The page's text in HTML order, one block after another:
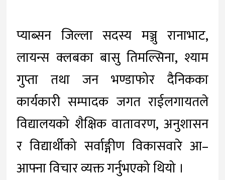
प्याब्सन जिल्ला सदस्य मञ्जु रानाभाट,
लायन्स क्लबका बासु तिमल्सिना, श्याम
गुप्ता तथा जन भण्डाफोर दैनिकका
कार्यकारी सम्पादक जगत राईलगायतले
विद्यालयको शैक्षिक वातावरण, अनुशासन
र विद्यार्थीको सर्वाङ्गीण विकासवारे आ–
आफ्ना विचार व्यक्त गर्नुभएको थियो ।